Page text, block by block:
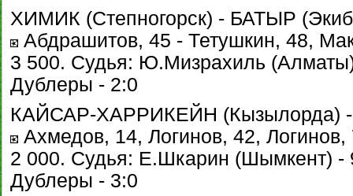
ХИМИК (Степногорск) - БАТЫР
Абдрашитов, 45 - Тетушкин, 48,
3 500. Судья: Ю.Мизрахиль
Дублеры - 2:0
КАЙСАР-ХАРРИКЕЙН (Кызылорда) -
Ахмедов, 14, Логинов, 42, Логинов,
2 000. Судья: Е.Шкарин (Шымкент) -
Дублеры - 3:0